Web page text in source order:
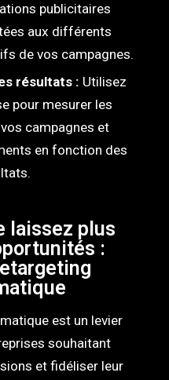
publicitaires
aux différents
de vos campagnes.
résultats : Utilisez
pour mesurer les
campagnes et
en fonction des
laissez plus
:
est un levier
souhaitant
et fidéliser leur